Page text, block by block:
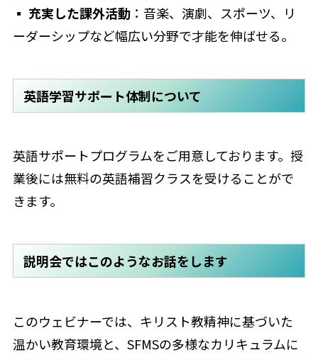
▪ 充実した課外活動：音楽、演劇、スポーツ、リ
ーダーシップなど幅広い分野で才能を伸ばせる。
英語学習サポート体制について
英語サポートプログラムをご用意しております。授
業後には無料の英語補習クラスを受けることがで
きます。
説明会ではこのようなお話をします
このウェビナーでは、キリスト教精神に基づいた
温かい教育環境と、SFMSの多様なカリキュラムに